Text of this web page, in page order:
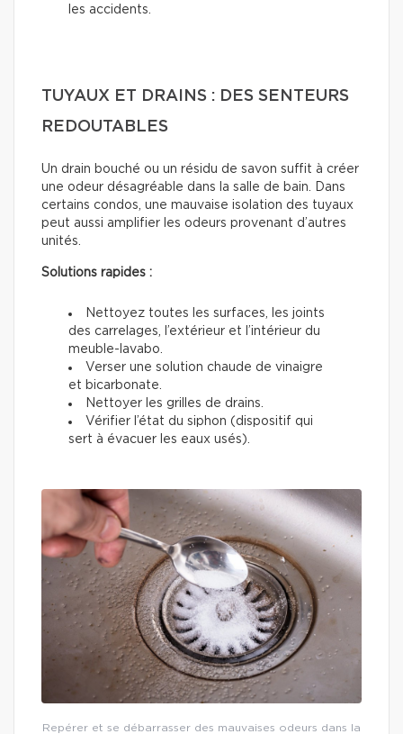
les accidents.
TUYAUX ET DRAINS : DES SENTEURS
REDOUTABLES
Un drain bouché ou un résidu de savon suffit à créer
une odeur désagréable dans la salle de bain. Dans
certains condos, une mauvaise isolation des tuyaux
peut aussi amplifier les odeurs provenant d’autres
unités.
Solutions rapides :
Nettoyez toutes les surfaces, les joints
des carrelages, l’extérieur et l’intérieur du
meuble-lavabo.
Verser une solution chaude de vinaigre
et bicarbonate.
Nettoyer les grilles de drains.
Vérifier l’état du siphon (dispositif qui
sert à évacuer les eaux usés).
Repérer et se débarrasser des mauvaises odeurs dans la